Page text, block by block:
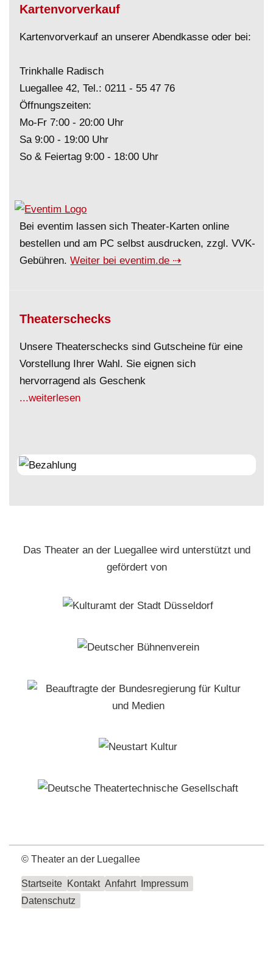
Kartenvorverkauf
Kartenvorverkauf an unserer Abendkasse oder bei:
Trinkhalle Radisch
Luegallee 42, Tel.:0211 - 55 47 76
Öffnungszeiten:
Mo-Fr 7:00 - 20:00 Uhr
Sa 9:00 - 19:00 Uhr
So & Feiertag 9:00 - 18:00 Uhr
Bei eventim lassen sich Theater-Karten online
bestellen und am PC selbst ausdrucken, zzgl. VVK-
Gebühren.Weiter bei eventim.de ⇢
Theaterschecks
Unsere Theaterschecks sind Gutscheine für eine
Vorstellung Ihrer Wahl. Sie eignen sich
hervorragend als Geschenk
...weiterlesen
Das Theater an der Luegallee wird unterstützt und
gefördert von
© Theater an der Luegallee
Startseite Kontakt Anfahrt
Impressum
Datenschutz